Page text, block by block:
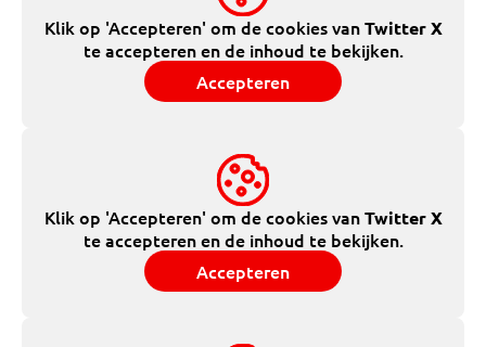
Klik op 'Accepteren' om de cookies vanTwitter X
te accepteren en de inhoud te bekijken.
Accepteren
Klik op 'Accepteren' om de cookies vanTwitter X
te accepteren en de inhoud te bekijken.
Accepteren